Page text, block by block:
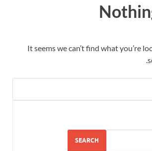
It seems we can’t find what you’re
SEARCH